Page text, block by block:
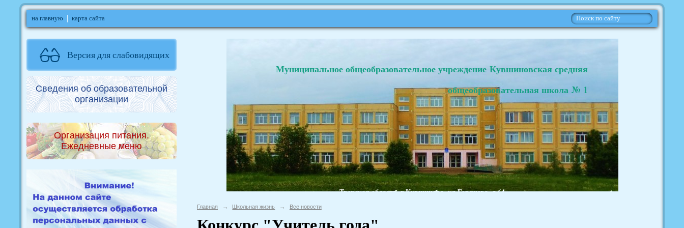
на главную карта сайта
Версия для слабовидящих
Сведения об образовательной
организации
Организация питания.
Ежедневные меню
Муниципальное общеобразовательное учреждение Кувшиновская средняя
общеобразовательная школа № 1
Тверская область, г.Кувшиново, ул.Горячева, д.64
Главная → Школьная жизнь → Все новости